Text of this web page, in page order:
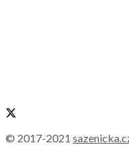
© 2017-2021